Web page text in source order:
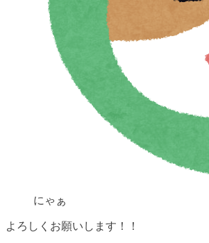
にゃぁ
よろしくお願いします！！